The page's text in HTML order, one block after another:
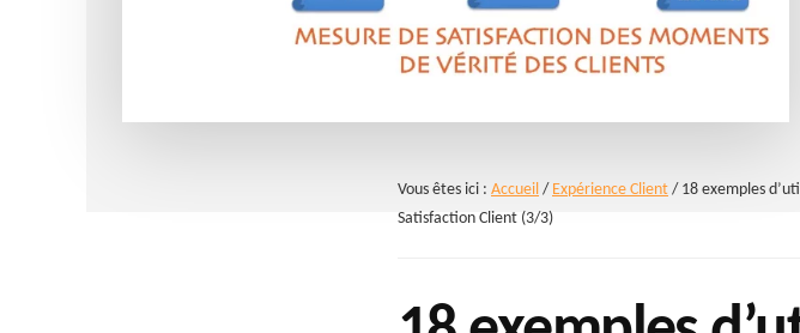
Vous êtes ici : Accueil / Expérience Client /18 exemples
Satisfaction Client (3/3)